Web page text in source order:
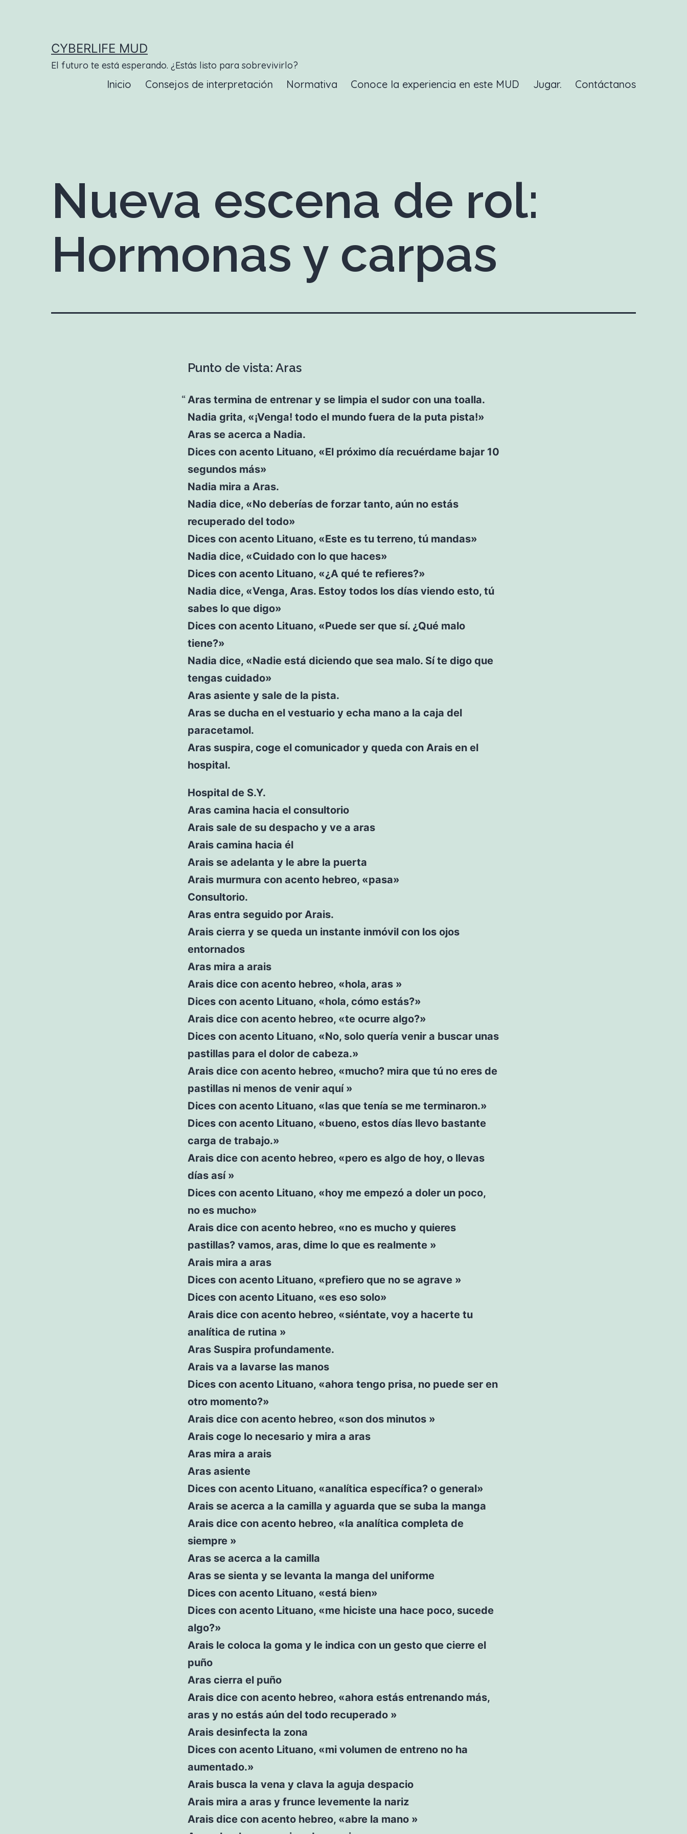
CYBERLIFE MUD
El futuro te está esperando. ¿Estás listo para sobrevivirlo?
Inicio Consejos de interpretación Normativa Conoce la experiencia en este MUD Jugar. Contáctanos
Nueva escena de rol:
Hormonas y carpas
Punto de vista: Aras
Aras termina de entrenar y se limpia el sudor con una toalla.
Nadia grita, «¡Venga! todo el mundo fuera de la puta pista!»
Aras se acerca a Nadia.
Dices con acento Lituano, «El próximo día recuérdame bajar 10
segundos más»
Nadia mira a Aras.
Nadia dice, «No deberías de forzar tanto, aún no estás
recuperado del todo»
Dices con acento Lituano, «Este es tu terreno, tú mandas»
Nadia dice, «Cuidado con lo que haces»
Dices con acento Lituano, «¿A qué te refieres?»
Nadia dice, «Venga, Aras. Estoy todos los días viendo esto, tú
sabes lo que digo»
Dices con acento Lituano, «Puede ser que sí. ¿Qué malo
tiene?»
Nadia dice, «Nadie está diciendo que sea malo. Sí te digo que
tengas cuidado»
Aras asiente y sale de la pista.
Aras se ducha en el vestuario y echa mano a la caja del
paracetamol.
Aras suspira, coge el comunicador y queda con Arais en el
hospital.
Hospital de S.Y.
Aras camina hacia el consultorio
Arais sale de su despacho y ve a aras
Arais camina hacia él
Arais se adelanta y le abre la puerta
Arais murmura con acento hebreo, «pasa»
Consultorio.
Aras entra seguido por Arais.
Arais cierra y se queda un instante inmóvil con los ojos
entornados
Aras mira a arais
Arais dice con acento hebreo, «hola, aras »
Dices con acento Lituano, «hola, cómo estás?»
Arais dice con acento hebreo, «te ocurre algo?»
Dices con acento Lituano, «No, solo quería venir a buscar unas
pastillas para el dolor de cabeza.»
Arais dice con acento hebreo, «mucho? mira que tú no eres de
pastillas ni menos de venir aquí »
Dices con acento Lituano, «las que tenía se me terminaron.»
Dices con acento Lituano, «bueno, estos días llevo bastante
carga de trabajo.»
Arais dice con acento hebreo, «pero es algo de hoy, o llevas
días así »
Dices con acento Lituano, «hoy me empezó a doler un poco,
no es mucho»
Arais dice con acento hebreo, «no es mucho y quieres
pastillas? vamos, aras, dime lo que es realmente »
Arais mira a aras
Dices con acento Lituano, «prefiero que no se agrave »
Dices con acento Lituano, «es eso solo»
Arais dice con acento hebreo, «siéntate, voy a hacerte tu
analítica de rutina »
Aras Suspira profundamente.
Arais va a lavarse las manos
Dices con acento Lituano, «ahora tengo prisa, no puede ser en
otro momento?»
Arais dice con acento hebreo, «son dos minutos »
Arais coge lo necesario y mira a aras
Aras mira a arais
Aras asiente
Dices con acento Lituano, «analítica específica? o general»
Arais se acerca a la camilla y aguarda que se suba la manga
Arais dice con acento hebreo, «la analítica completa de
siempre »
Aras se acerca a la camilla
Aras se sienta y se levanta la manga del uniforme
Dices con acento Lituano, «está bien»
Dices con acento Lituano, «me hiciste una hace poco, sucede
algo?»
Arais le coloca la goma y le indica con un gesto que cierre el
puño
Aras cierra el puño
Arais dice con acento hebreo, «ahora estás entrenando más,
aras y no estás aún del todo recuperado »
Arais desinfecta la zona
Dices con acento Lituano, «mi volumen de entreno no ha
aumentado.»
Arais busca la vena y clava la aguja despacio
Arais mira a aras y frunce levemente la nariz
Arais dice con acento hebreo, «abre la mano »